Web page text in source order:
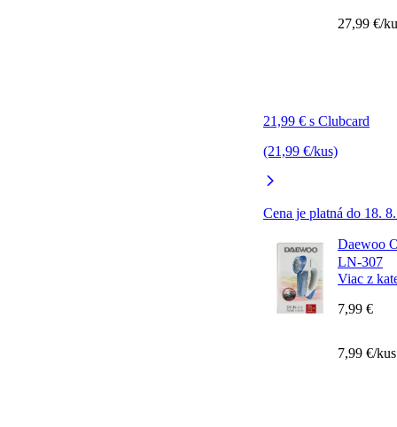
21,99 € s Clubcard
(21,99 €/kus)
Cena je platná do 18.
27,99 €/
Daewoo
LN-307
Viac z
7,99 €
7,99 €/kus